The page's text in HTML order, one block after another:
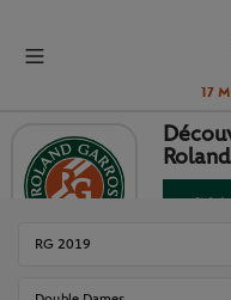
17
TABLEAUX ET
RG 2019